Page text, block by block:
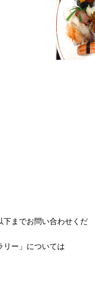
下までお問い合わせくだ
ー」については